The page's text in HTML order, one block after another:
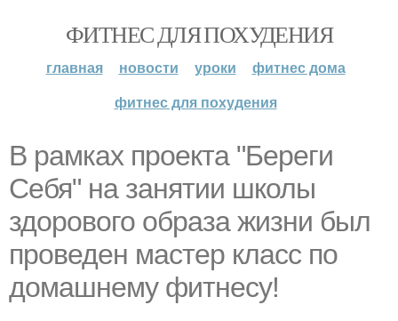
ФИТНЕС ДЛЯ ПОХУДЕНИЯ
главная новости уроки
фитнес дома
фитнес для похудения
В рамках проекта "Береги
Себя" на занятии школы
здорового образа жизни был
проведен мастер класс по
домашнему фитнесу!